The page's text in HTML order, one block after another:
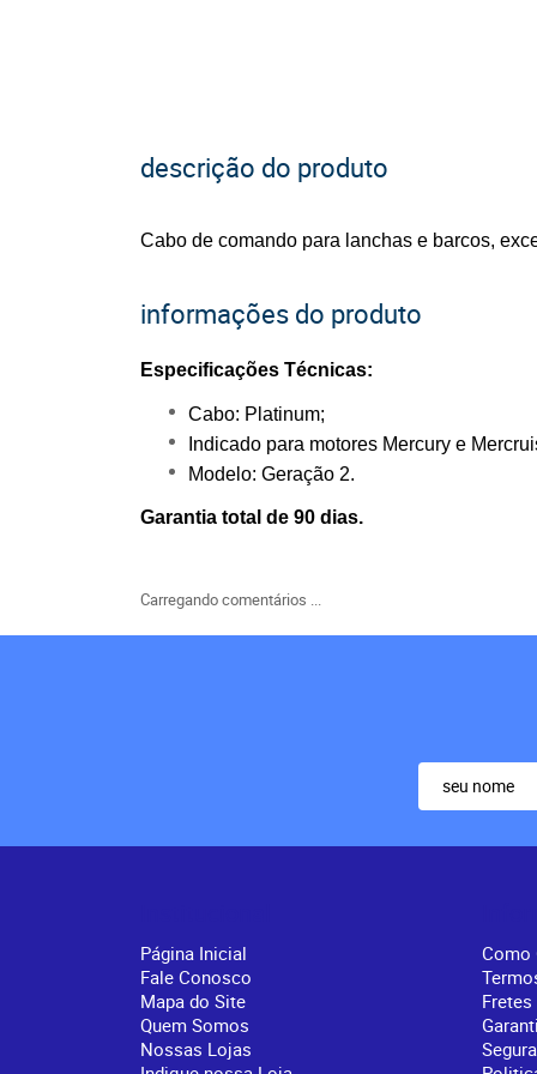
descrição do produto
Cabo de comando para lanchas e barcos,
informações do produto
Especificações Técnicas:
Cabo: Platinum;
Indicado para motores Mercury e
Modelo: Geração 2.
Garantia total de 90 dias.
Carregando comentários ...
Página Inicial
Fale Conosco
Mapa do Site
Quem Somos
Nossas Lojas
Como